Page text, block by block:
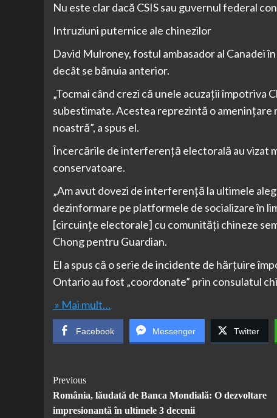
Nu este clar dacă CSIS sau guvernul federal
Intruziuni puternice ale chinezilor
David Mulroney, fostul ambasador al Canadei
decât se bănuia anterior.
„Tocmai când crezi că unele acuzații împotriva
subestimate. Acestea reprezintă o
noastră”, a spus el.
Încercările de interferență electorală au vizat
conservatoare.
„Am avut dovezi de interferență la ultimele
dezinformare pe platformele de socializare în
[circuințe electorale] cu comunități chineze
Chong pentru Guardian.
El a spus că o serie de incidente de hărțuire
Ontario au fost „coordonate” prin consulatul
» Mai mult…
Facebook Messenger Twitter
Post
Navigation
Previous
România, lăudată de Banca Mondială: O dezvoltare
impresionantă în ultimele 3 decenii